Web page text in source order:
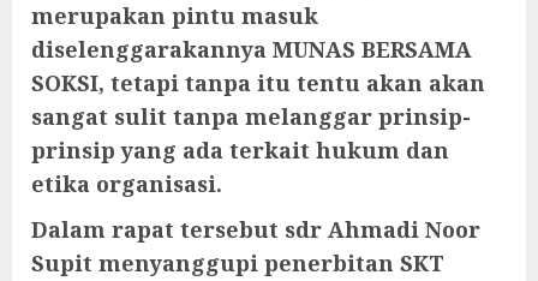
merupakan pintu masuk
diselenggarakannya MUNAS BERSAMA
SOKSI, tetapi tanpa itu tentu akan akan
sangat sulit tanpa melanggar prinsip-
prinsip yang ada terkait hukum dan
etika organisasi.
Dalam rapat tersebut sdr Ahmadi Noor
Supit menyanggupi penerbitan SKT